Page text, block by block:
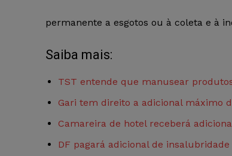
permanente a esgotos ou à coleta e à
Saiba mais:
TST entende que manusear
Gari tem direito a adicional máximo
Camareira de hotel receberá
DF pagará adicional de